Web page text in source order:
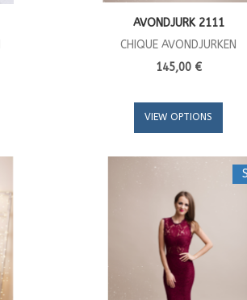
AVONDJURK 2111
CHIQUE AVONDJURKEN
145,00 €
VIEW OPTIONS